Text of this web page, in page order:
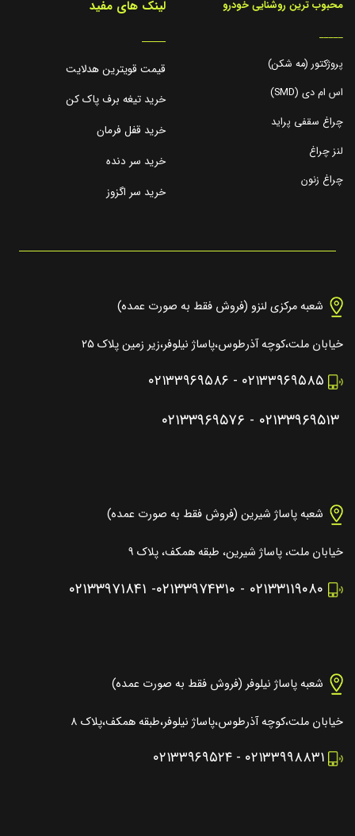
محبوب ترین روشنایی خودرو
_____
پروژکتور (مه شکن)
اس ام دی (SMD)
چراغ سقفی پراید
لنز چراغ
چراغ زنون
لینک های مفید
_____
قیمت قویترین هدلایت
خرید تیغه برف پاک کن
خرید قفل فرمان
خرید سر دنده
خرید سر اگزوز
شعبه مرکزی لنزو (فروش فقط به صورت عمده)
خیابان ملت،کوچه آذرطوس،پاساژ نیلوفر،زیر زمین پلاک ۲۵
۰۲۱۳۳۹۶۹۵۸۵ - ۰۲۱۳۳۹۶۹۵۸۶
۰۲۱۳۳۹۶۹۵۱۳ - ۰۲۱۳۳۹۶۹۵۷۶
شعبه پاساژ شیرین (فروش فقط به صورت عمده)
خیابان ملت، پاساژ شیرین، طبقه همکف، پلاک ۹
۰۲۱۳۳۱۱۹۰۸۰ - ۰۲۱۳۳۹۷۴۳۱۰- ۰۲۱۳۳۹۷۱۸۴۱
شعبه پاساژ نیلوفر (فروش فقط به صورت عمده)
خیابان ملت،کوچه آذرطوس،پاساژ نیلوفر،طبقه همکف،پلاک ۸
۰۲۱۳۳۹۹۸۸۳۱ - ۰۲۱۳۳۹۶۹۵۲۴